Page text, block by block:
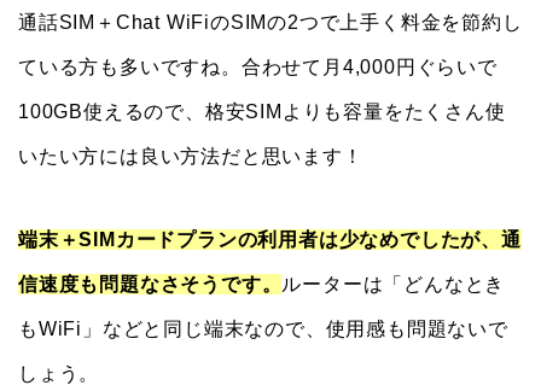
通話SIM＋Chat WiFiのSIMの2つで上手く料金を節約し
ている方も多いですね。合わせて月4,000円ぐらいで
100GB使えるので、格安SIMよりも容量をたくさん使
いたい方には良い方法だと思います！
端末＋SIMカードプランの利用者は少なめでしたが、通
信速度も問題なさそうです。 ルーターは「どんなとき
もWiFi」などと同じ端末なので、使用感も問題ないで
しょう。